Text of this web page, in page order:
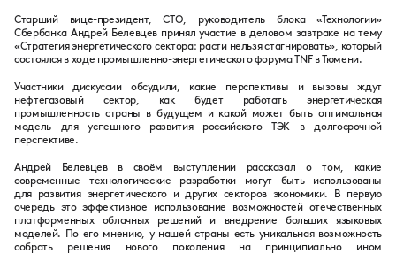
Старший вице-президент, CTO, руководитель блока «Технологии»
Сбербанка Андрей Белевцев принял участие в деловом завтраке на тему
«Стратегия энергетического сектора: расти нельзя стагнировать», который
состоялся в ходе промышленно-энергетического форума TNF в Тюмени.
Участники дискуссии обсудили, какие перспективы и вызовы ждут
нефтегазовый сектор, как будет работать энергетическая
промышленность страны в будущем и какой может быть оптимальная
модель для успешного развития российского ТЭК в долгосрочной
перспективе.
Андрей Белевцев в своём выступлении рассказал о том, какие
современные технологические разработки могут быть использованы
для развития энергетического и других секторов экономики. В первую
очередь это эффективное использование возможностей отечественных
платформенных облачных решений и внедрение больших языковых
моделей. По его мнению, у нашей страны есть уникальная возможность
собрать решения нового поколения на принципиально ином